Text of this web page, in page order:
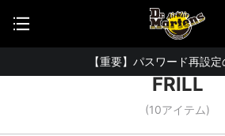
公式アプリで最大3,000円
【重要】パスワード再設
【重要なお知らせ】偽サイトにご
お友達にポイントをプレゼントでき
ホーム 検索ワード：FRILL
FRILL
(10アイテム)